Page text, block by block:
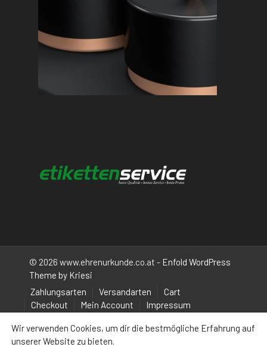
© 2026 www.ehrenurkunde.co.at - Enfold WordPress
Theme by Kriesi
Zahlungsarten
Versandarten
Cart
Checkout
Mein Account Impressum
Wir verwenden Cookies, um dir die bestmögliche Erfahrung auf
unserer Website zu bieten.